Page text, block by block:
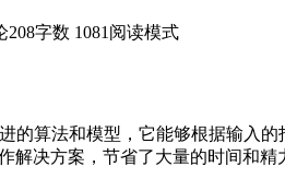
208字数 1081 阅读模式
的算法和模型，它能够根据输入
决方案，节省了大量的时间和精